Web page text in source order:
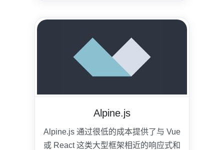
Alpine.js
Alpine.js 通过很低的成本提供了与 Vue
或 React 这类大型框架相近的响应式和